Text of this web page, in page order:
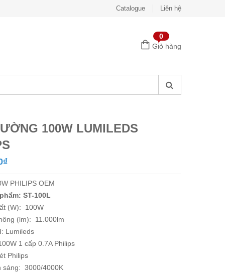
Catalogue Liên hệ
0
Giỏ hàng
100W LUMILEDS
₫
PHILIPS OEM
ST-100L
(W): 100W
(lm): 11.000lm
Lumileds
1 cấp 0.7A Philips
Philips
sáng: 3000/4000K